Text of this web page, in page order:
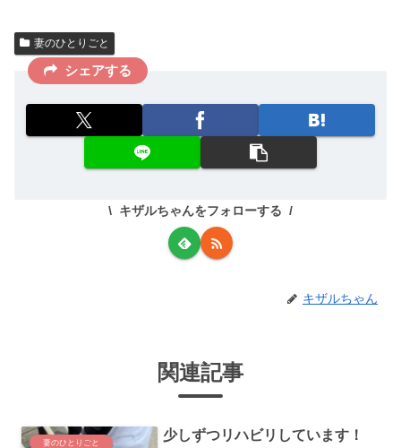
妻のひとりごと
シェアする
キザルちゃんをフォローする
キザルちゃん
関連記事
妻のひとりごと 少しずつリハビリしています！